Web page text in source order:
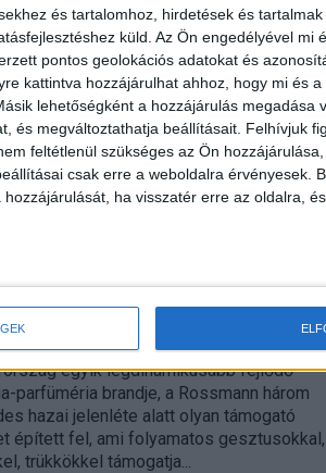
és tartalomhoz, hirdetések és
küld. Az Ön engedélyével mi
pontos geolokációs adatokat és
kattintva hozzájárulhat ahhoz, hogy mi és
lehetőségként a hozzájárulás megadása
és megváltoztathatja beállításait. Felhívjuk
feltétlenül szükséges az Ön
csak erre a weboldalra érvényesek.
ha visszatér erre az oldalra,
a Rossmann. A Rossmann saját
immáron szinte
tartós táskákban szállítja ki a
tudja, mire vágyunk
egyik legdinamikusabb fejlődő
parfüméria brandje, a Rossmann három
hazai jelenléte alatt olyan támogató
épített fel, ami folyamatos gesztusokkal,
trükkökkel támogatja...